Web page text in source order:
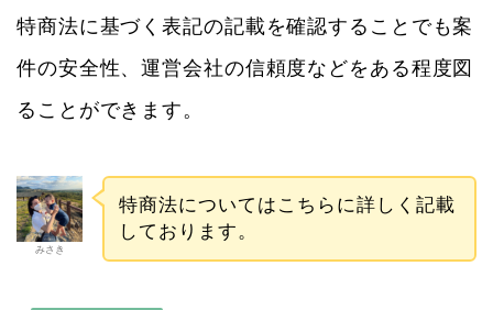
特商法に基づく表記の記載を確認することでも案
件の安全性、運営会社の信頼度などをある程度図
ることができます。
みさき
特商法についてはこちらに詳しく記載
しております。